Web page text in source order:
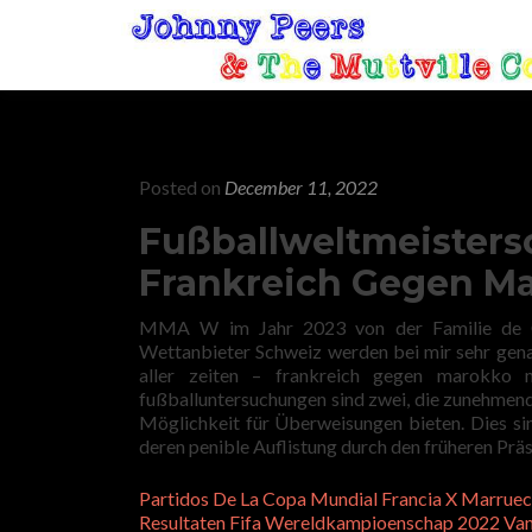
Posted on December 11, 2022
Frankreich Gegen
MMA W im Jahr 2023 von der Familie de
Wettanbieter Schweiz werden bei mir sehr
aller zeiten – frankreich gegen
fußballuntersuchungen sind zwei, die
Möglichkeit für Überweisungen bieten. Dies
deren penible Auflistung durch den früheren
Partidos De La Copa Mundial Francia X
Resultaten Fifa Wereldkampioenschap 2022